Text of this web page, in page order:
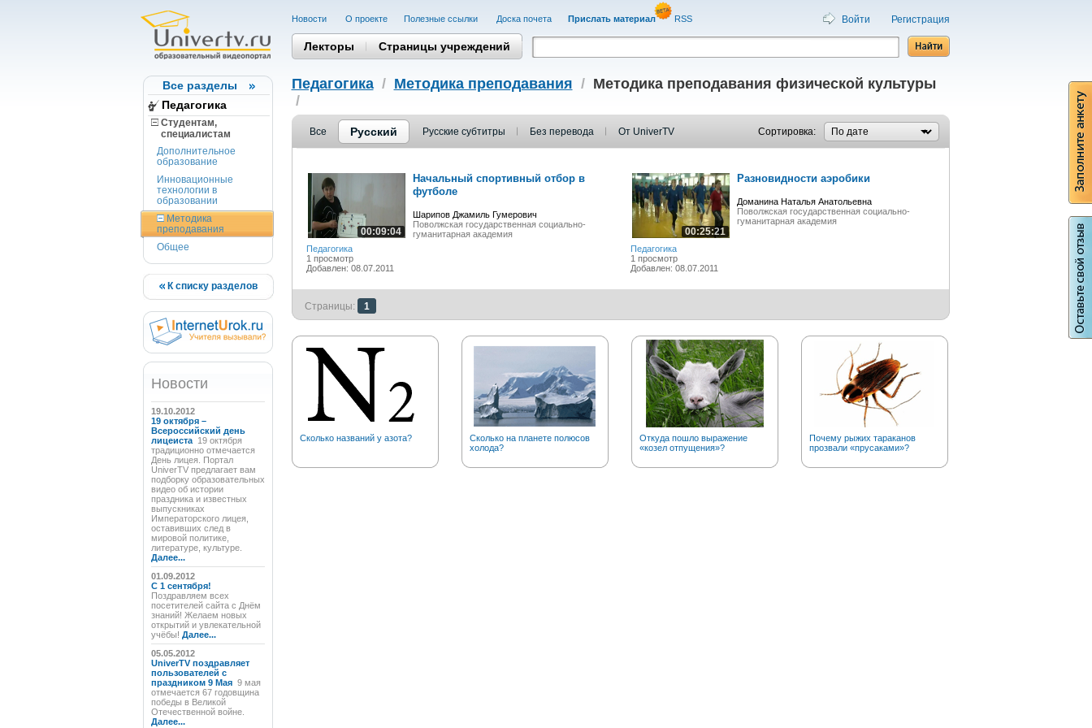
Все разделы
Педагогика
Студентам,
cпециалистам
Дополнительное
образование
Инновационные
технологии в
образовании
Методика
преподавания
Общее
К списку разделов
Новости
19.10.2012
19 октября –
Всероссийский день
лицеиста 19 октября
традиционно отмечается
День лицея. Портал
UniverTV предлагает вам
подборку образовательных
видео об истории
праздника и известных
выпускниках
Императорского лицея,
оставивших след в
мировой политике,
литературе, культуре.
Далее...
01.09.2012
C 1 сентября!
Поздравляем всех
посетителей сайта с Днём
знаний! Желаем новых
открытий и увлекательной
учёбы! Далее...
05.05.2012
UniverTV поздравляет
пользователей с
праздником 9 Мая 9 мая
отмечается 67 годовщина
победы в Великой
Отечественной войне.
Далее...
Новости О проекте Полезные cсылки Доска почета Прислать материал RSS Войти Регистрация
Лекторы Страницы учреждений
Педагогика/ Методика преподавания / Методика преподавания физической культуры
/
Все Русский Русские субтитры Без перевода От UniverTV Сортировка:
00:09:04
Педагогика
1 просмотр
Добавлен: 08.07.2011
Начальный спортивный отбор в
футболе
Шарипов Джамиль Гумерович
Поволжская государственная социально-
гуманитарная академия
00:25:21
Педагогика
1 просмотр
Добавлен: 08.07.2011
Разновидности аэробики
Доманина Наталья Анатольевна
Поволжская государственная социально-
гуманитарная академия
Страницы: 1
Сколько названий у азота?
Сколько на планете полюсов
холода?
Откуда пошло выражение
«козел отпущения»?
Почему рыжих тараканов
прозвали «прусаками»?